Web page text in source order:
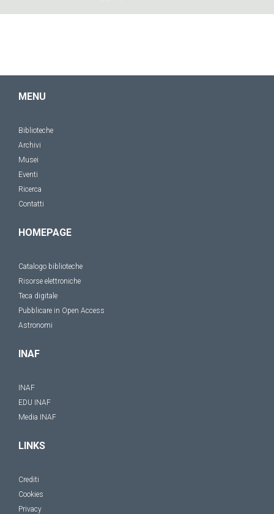
MENU
Biblioteche
Archivi
Musei
Eventi
Ricerca
Contatti
HOMEPAGE
Catalogo biblioteche
Risorse elettroniche
Teca digitale
Pubblicare in Open Access
Astronomi
INAF
INAF
EDU INAF
Media INAF
LINKS
Crediti
Cookies
Privacy